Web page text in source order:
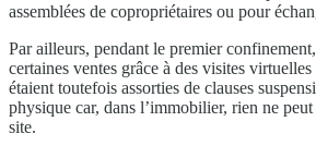
assemblées de copropriétaires ou pour
Par ailleurs, pendant le premier
certaines ventes grâce à des visites
étaient toutefois assorties de clauses
physique car, dans l’immobilier, rien ne
site.